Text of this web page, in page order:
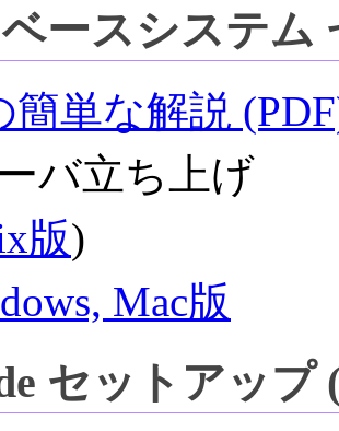
ースシステム
簡単な解説
バ立ち上げ
版)
Mac版
セットアップ